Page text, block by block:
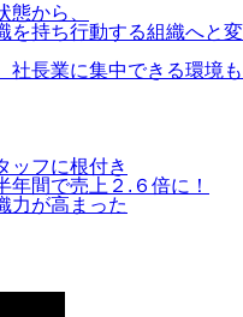
態から、
を持ち行動する組織へと変
社長業に集中できる環境も
ッフに根付き
間で売上２.６倍に！
力が高まった